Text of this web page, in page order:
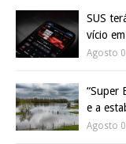
SUS
vício
Agosto
“Super
e a
Agosto